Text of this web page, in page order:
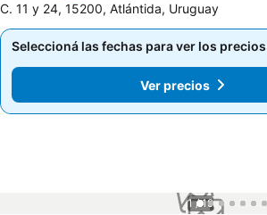
C. 11 y 24, 15200, Atlántida, Uruguay
Seleccioná las fechas para ver los
Ver precios
Seleccioná las fechas para ver los
Ver precios
1 / 19